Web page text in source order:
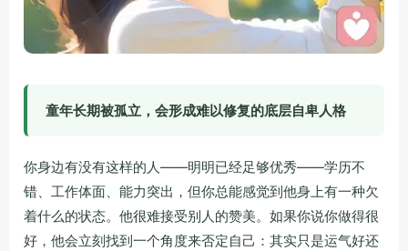
童年长期被孤立，会形成难以修复的底层自卑人格
你身边有没有这样的人——明明已经足够优秀——学历不
错、工作体面、能力突出，但你总能感觉到他身上有一种欠
着什么的状态。他很难接受别人的赞美。如果你说你做得很
好，他会立刻找到一个角度来否定自己：其实只是运气好还